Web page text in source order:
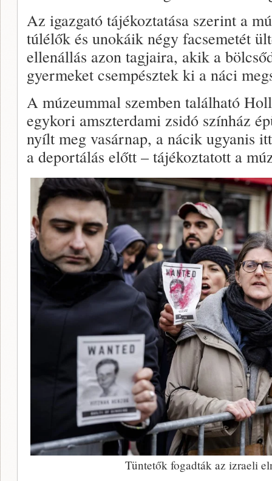
Az igazgató tájékoztatása szerint a
túlélők és unokáik négy facsemetét
ellenállás azon tagjaira, akik a
gyermeket csempésztek ki a náci
A múzeummal szemben található
egykori amszterdami zsidó színház
nyílt meg vasárnap, a nácik ugyanis
a deportálás előtt – tájékoztatott a
Tüntetők fogadták az izraeli